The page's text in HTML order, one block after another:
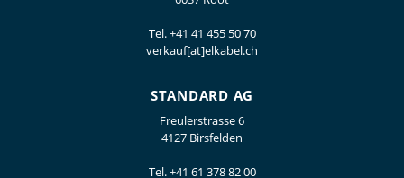
Tel.+41 41 455 50 70
verkauf[at]elkabel.ch
STANDARD AG
Freulerstrasse 6
4127 Birsfelden
Tel.+41 61 378 82 00